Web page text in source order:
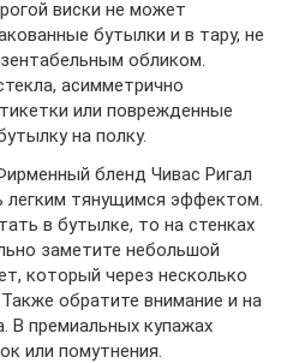
виски не может
бутылки и в тару, не
обликом.
асимметрично
или поврежденные
на полку.
бленд Чивас Ригал
тянущимся эффектом.
в бутылке, то на стенках
заметите небольшой
который через несколько
обратите внимание и на
В премиальных купажах
или помутнения.